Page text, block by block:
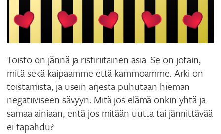
Toisto on jännä ja ristiriitainen asia. Se on jotain,
mitä sekä kaipaamme että kammoamme. Arki on
toistamista, ja usein arjesta puhutaan hieman
negatiiviseen sävyyn. Mitä jos elämä onkin yhtä ja
samaa ainiaan, entä jos mitään uutta tai jännittävää
ei tapahdu?